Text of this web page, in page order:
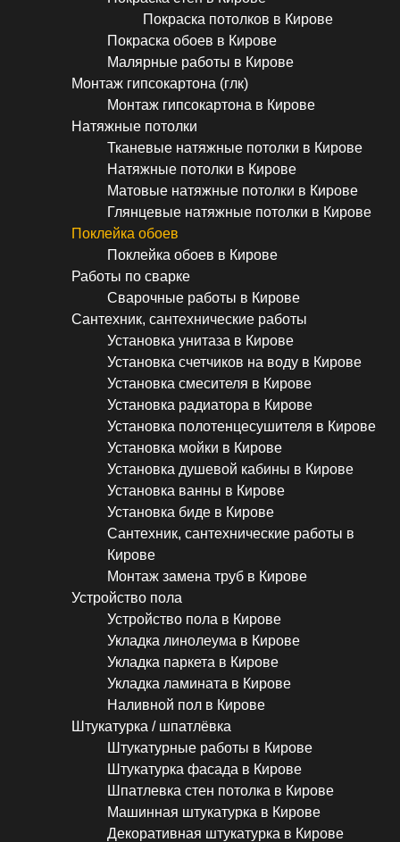
Покраска потолков в Кирове
Покраска обоев в Кирове
Малярные работы в Кирове
Монтаж гипсокартона (глк)
Монтаж гипсокартона в Кирове
Натяжные потолки
Тканевые натяжные потолки в Кирове
Натяжные потолки в Кирове
Матовые натяжные потолки в Кирове
Глянцевые натяжные потолки в Кирове
Поклейка обоев
Поклейка обоев в Кирове
Работы по сварке
Сварочные работы в Кирове
Сантехник, сантехнические работы
Установка унитаза в Кирове
Установка счетчиков на воду в Кирове
Установка смесителя в Кирове
Установка радиатора в Кирове
Установка полотенцесушителя в Кирове
Установка мойки в Кирове
Установка душевой кабины в Кирове
Установка ванны в Кирове
Установка биде в Кирове
Сантехник, сантехнические работы в
Кирове
Монтаж замена труб в Кирове
Устройство пола
Устройство пола в Кирове
Укладка линолеума в Кирове
Укладка паркета в Кирове
Укладка ламината в Кирове
Наливной пол в Кирове
Штукатурка / шпатлёвка
Штукатурные работы в Кирове
Штукатурка фасада в Кирове
Шпатлевка стен потолка в Кирове
Машинная штукатурка в Кирове
Декоративная штукатурка в Кирове